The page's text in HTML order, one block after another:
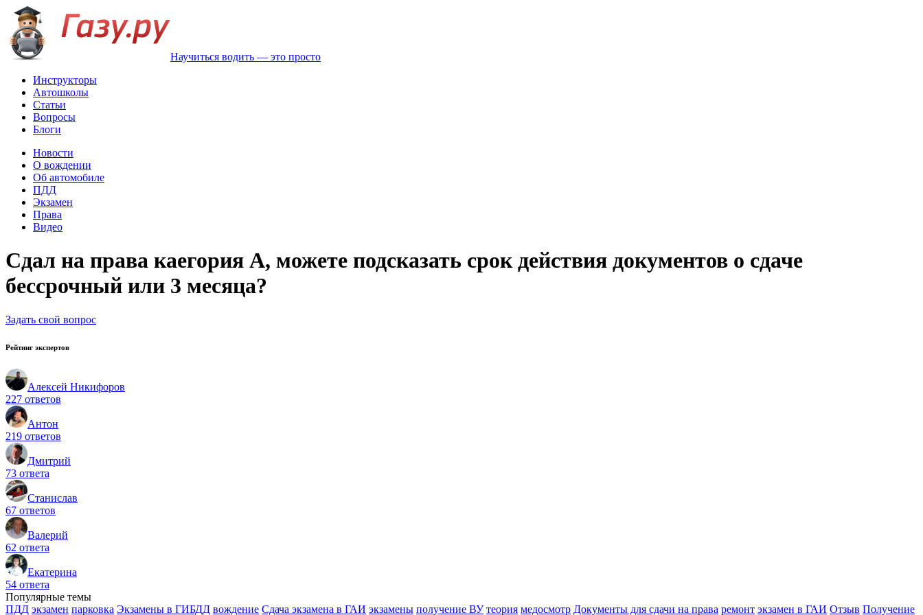
Научиться водить — это просто
Инструкторы
Автошколы
Статьи
Вопросы
Блоги
Новости
О вождении
Об автомобиле
ПДД
Экзамен
Права
Видео
Сдал на права каегория А, можете подсказать срок действия документов о сдаче
бессрочный или 3 месяца?
Задать свой вопрос
Рейтинг экспертов
Алексей Никифоров
227 ответов
Антон
219 ответов
Дмитрий
73 ответа
Станислав
67 ответов
Валерий
62 ответа
Екатерина
54 ответа
Популярные темы
ПДД экзамен парковка Экзамены в ГИБДД вождение Сдача экзамена в ГАИ экзамены получение ВУ теория медосмотр Документы для сдачи на права ремонт экзамен в ГАИ Отзыв Получение